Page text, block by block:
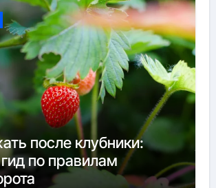
после клубники:
по правилам